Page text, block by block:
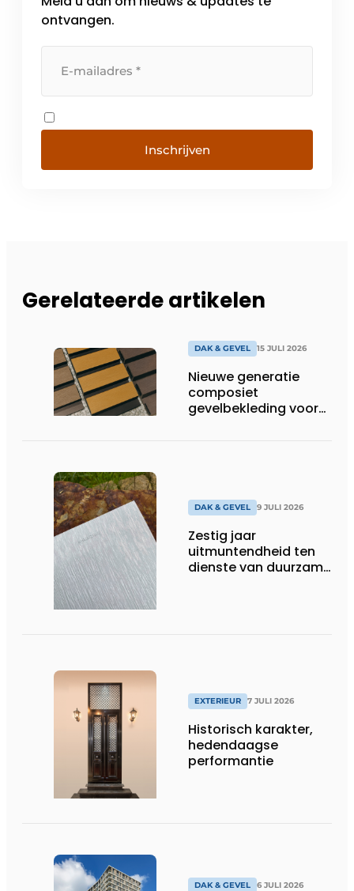
ontvangen.
Inschrijven
Gerelateerde artikelen
DAK & GEVEL 15 JULI 2026
Nieuwe generatie
composiet
gevelbekleding voor
DAK & GEVEL 9 JULI 2026
Zestig jaar
uitmuntendheid ten
dienste van duurzame
EXTERIEUR 7 JULI 2026
Historisch karakter,
hedendaagse
performantie
DAK & GEVEL 6 JULI 2026